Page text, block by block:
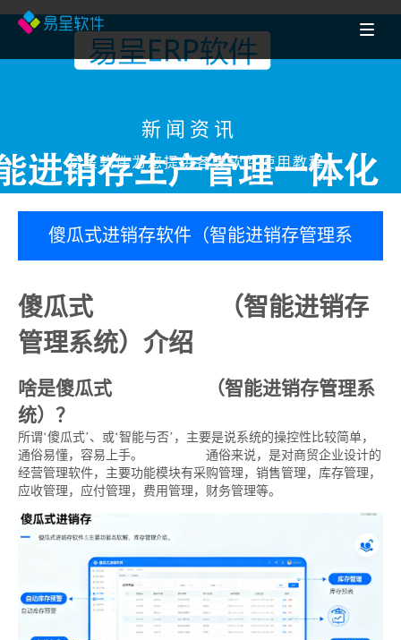
新闻资讯
易呈软件为您提供各类软件使用教程
傻瓜式进销存软件（智能进销存管理系
傻瓜式进销存软件
（智能进销存
管理系统）介绍
啥是傻瓜式
（智能进销存管理系
统）？
所谓‘傻瓜式’、或‘智能与否’，主要是说系统的操控性比较简单，
通俗易懂，容易上手。
通俗来说，是对商贸企业设计的
经营管理软件，主要功能模块有采购管理，销售管理，库存管理，
应收管理，应付管理，费用管理，财务管理等。